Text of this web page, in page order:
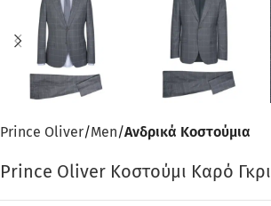
Prince Oliver Men Ανδρικά Κοστούμια
Prince Oliver Κοστούμι Καρό Γκρι